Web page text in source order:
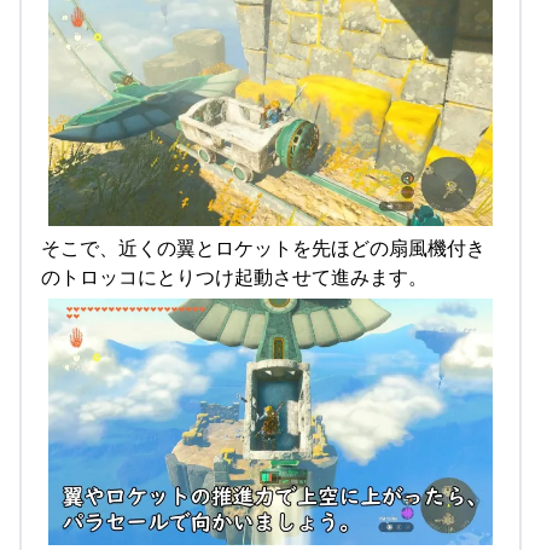
そこで、近くの翼とロケットを先ほどの扇風機付き
のトロッコにとりつけ起動させて進みます。